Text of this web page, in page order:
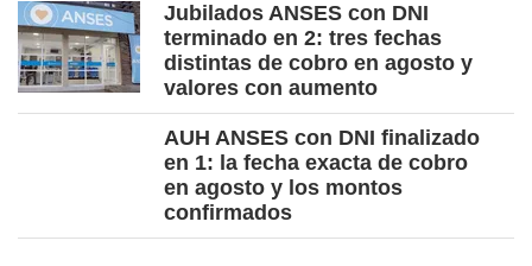
Jubilados ANSES con DNI
terminado en 2: tres fechas
distintas de cobro en agosto y
valores con aumento
AUH ANSES con DNI finalizado
en 1: la fecha exacta de cobro
en agosto y los montos
confirmados